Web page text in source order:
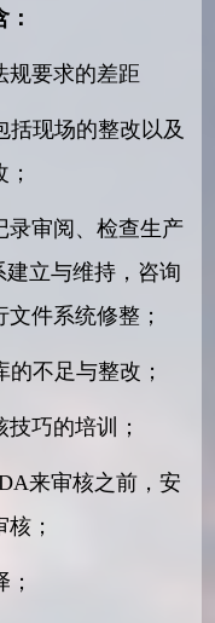
规要求的差距
括现场的整改以及
录审阅、检查生产
建立与维持，咨询
件系统修整；
不足与整改；
巧的培训；
来审核之前，安
；